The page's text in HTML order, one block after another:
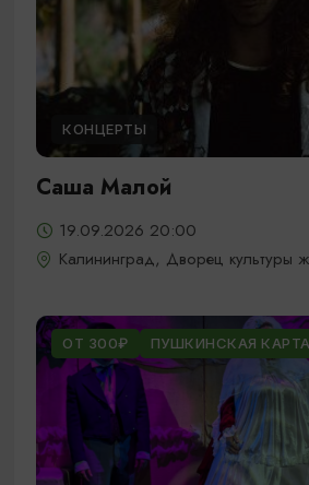
КОНЦЕРТЫ
Саша Малой
19.09.2026 20:00
Калининград, Дворец культуры
ОТ 300₽ ПУШКИНСКАЯ КАРТА